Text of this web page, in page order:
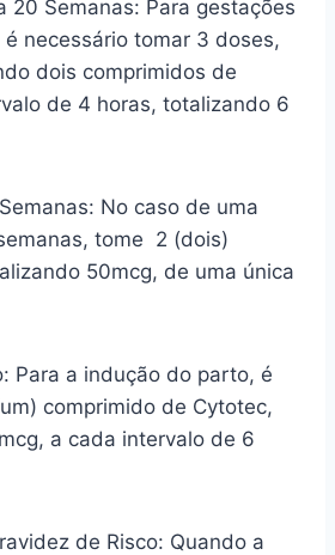
20 Semanas: Para gestações
necessário tomar 3 doses,
dois comprimidos de
de 4 horas, totalizando 6
No caso de uma
tome 2 (dois)
50mcg, de uma única
Para a indução do parto, é
comprimido de Cytotec,
a cada intervalo de 6
de Risco: Quando a